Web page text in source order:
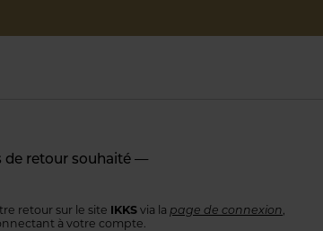
de retour souhaité —
retour sur le site IKKSvia la page de connexion
à votre compte.